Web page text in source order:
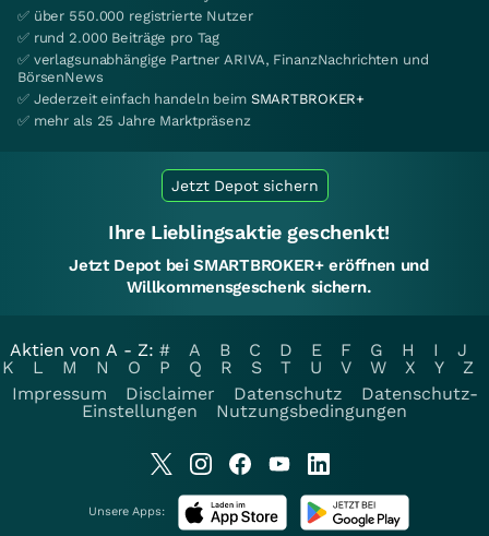
✅ über 550.000 registrierte Nutzer
✅ rund 2.000 Beiträge pro Tag
✅ verlagsunabhängige Partner ARIVA, FinanzNachrichten und
BörsenNews
✅ Jederzeit einfach handeln beim SMARTBROKER+
✅ mehr als 25 Jahre Marktpräsenz
Jetzt Depot sichern
Ihre Lieblingsaktie geschenkt!
Jetzt Depot bei SMARTBROKER+ eröffnen und
Willkommensgeschenk sichern.
Aktien von A - Z: # A B C D E F G H I
J
K
L M N O P Q R S T U V W X Y
Z
Impressum
Disclaimer Datenschutz
Datenschutz-
Einstellungen
Nutzungsbedingungen
Unsere Apps: